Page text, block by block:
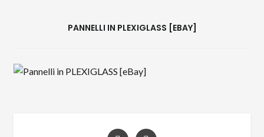
PANNELLI IN PLEXIGLASS [EBAY]